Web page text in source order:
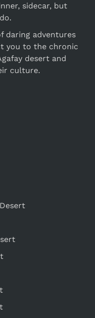
sidecar, but
daring adventures
you to the chronic
desert and
culture.